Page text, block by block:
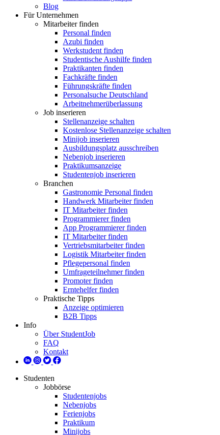
Blog
Für Unternehmen
Mitarbeiter finden
Personal finden
Azubi finden
Werkstudent finden
Studentische Aushilfe finden
Praktikanten finden
Fachkräfte finden
Führungskräfte finden
Personalsuche Deutschland
Arbeitnehmerüberlassung
Job inserieren
Stellenanzeige schalten
Kostenlose Stellenanzeige schalten
Minijob inserieren
Ausbildungsplatz ausschreiben
Nebenjob inserieren
Praktikumsanzeige
Studentenjob inserieren
Branchen
Gastronomie Personal finden
Handwerk Mitarbeiter finden
IT Mitarbeiter finden
Programmierer finden
App Programmierer finden
IT Mitarbeiter finden
Vertriebsmitarbeiter finden
Logistik Mitarbeiter finden
Pflegepersonal finden
Umfrageteilnehmer finden
Promoter finden
Erntehelfer finden
Praktische Tipps
Anzeige optimieren
B2B Tipps
Info
Über StudentJob
FAQ
Kontakt
Studenten
Jobbörse
Studentenjobs
Nebenjobs
Ferienjobs
Praktikum
Minijobs